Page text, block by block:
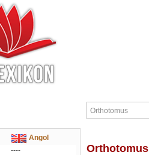
Angol
---- Orthotomus